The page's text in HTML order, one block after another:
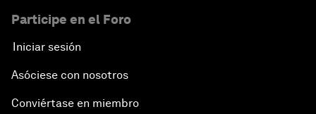
Participe en el Foro
Iniciar sesión
Asóciese con nosotros
Conviértase en miembro